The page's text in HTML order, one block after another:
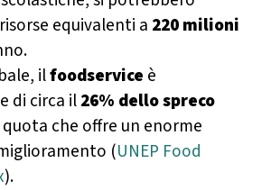
equivalenti a 220 milioni
ilfoodservice è
di circa il26% dello spreco
quota che offre un enorme
(UNEP Food
).